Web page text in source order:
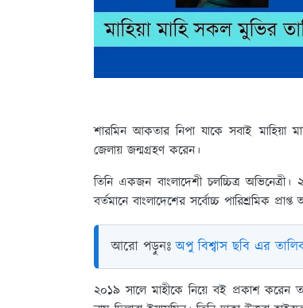
শারমিন আকতার নিপা যাকে সবাই মাহিয়া
জেলায় জন্মগ্রহণ করেন।
তিনি একজন বাংলাদেশী চলচ্চিত্র
বর্তমানে বাংলাদেশের সর্বোচ্চ পারিশ্রমিক প্রাপ্ত
আরো পড়ুনঃঅপু বিশ্বাস ছবি এর
২০১৯ সালে মাহীকে নিয়ে বই প্রকাশ করেন